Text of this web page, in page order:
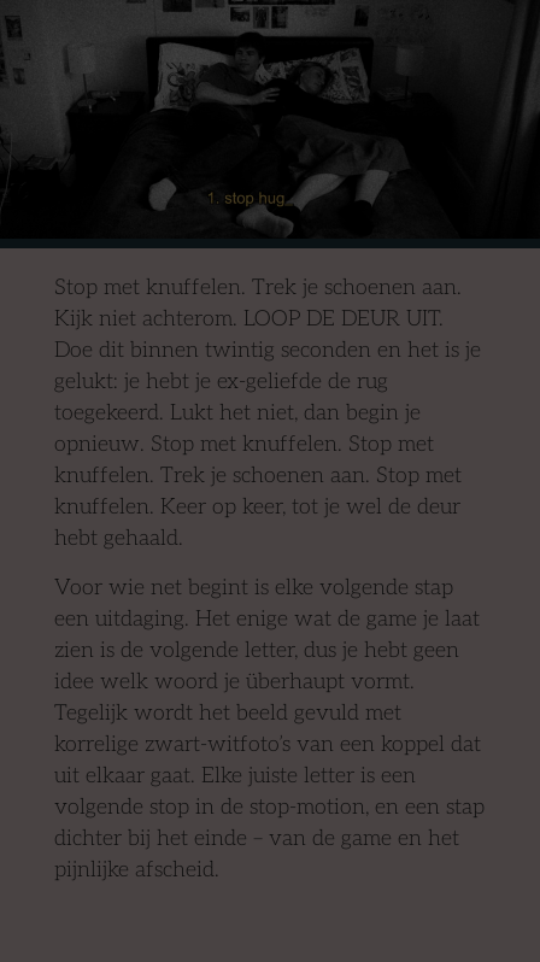
Stop met knuffelen. Trek je schoenen aan.
Kijk niet achterom. LOOP DE DEUR UIT.
Doe dit binnen twintig seconden en het is je
gelukt: je hebt je ex-geliefde de rug
toegekeerd. Lukt het niet, dan begin je
opnieuw. Stop met knuffelen. Stop met
knuffelen. Trek je schoenen aan. Stop met
knuffelen. Keer op keer, tot je wel de deur
hebt gehaald.
Voor wie net begint is elke volgende stap
een uitdaging. Het enige wat de game je laat
zien is de volgende letter, dus je hebt geen
idee welk woord je überhaupt vormt.
Tegelijk wordt het beeld gevuld met
korrelige zwart-witfoto’s van een koppel dat
uit elkaar gaat. Elke juiste letter is een
volgende stop in de stop-motion, en een stap
dichter bij het einde – van de game en het
pijnlijke afscheid.